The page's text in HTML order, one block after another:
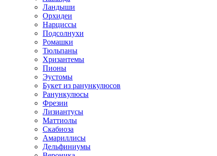
Ландыши
Орхидеи
Нарциссы
Подсолнухи
Ромашки
Тюльпаны
Хризантемы
Пионы
Эустомы
Букет из ранункулюсов
Ранункулюсы
Фрезии
Лизиантусы
Маттиолы
Скабиоза
Амариллисы
Дельфиниумы